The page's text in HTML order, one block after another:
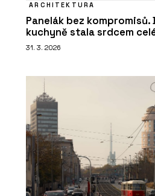
ARCHITEKTURA
Panelák bez kompromisů.
kuchyně stala srdcem
31. 3. 2026